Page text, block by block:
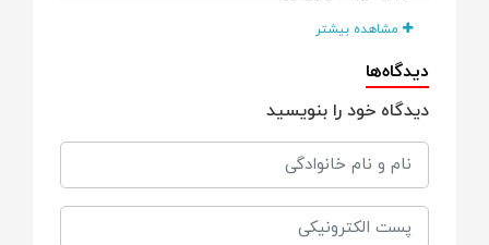
متناسب با آرگونومی دهان کودک
دارای شیار هایی مشابه کام دهان
دارای منافذ روی بدنه، جهت جریان هوا روی
پوست نوزاد
مشاهده بیشتر
دیدگاه‌ها
دیدگاه خود را بنویسید